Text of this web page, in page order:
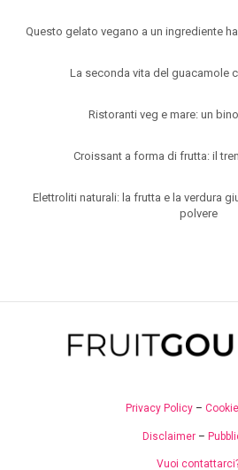
Questo gelato vegano a un ingrediente
La seconda vita del guacamole
Ristoranti veg e mare: un
Croissant a forma di frutta: il
Elettroliti naturali: la frutta e la verdura
polvere
Privacy Policy –
Disclaimer–
Vuoi